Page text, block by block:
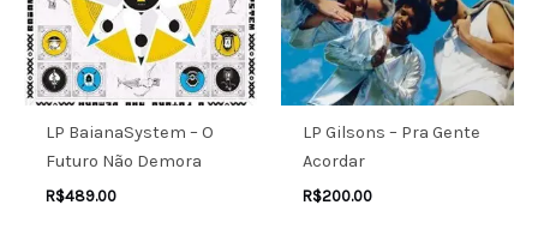
LP BaianaSystem – O
Futuro Não Demora
R$489.00
LP Gilsons – Pra Gente
Acordar
R$200.00